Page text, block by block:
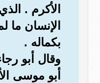
الأكرم .
الإنسان ما
بكماله .
وقال أبو
أبو موسى